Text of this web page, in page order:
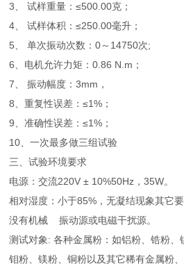
3、 试样重量：≤500.00克；
4、 试样体积：≤250.00毫升；
5、 单次振动次数：0～14750次;
6、电机允许力矩：0.86 N.m；
7、 振动幅度：3mm，
8、重复性误差：≤1%；
9、准确性误差：≤1%；
10、一次最多做三组试验
三、试验环境要求
电源：交流220V ± 10%50Hz，35W。
相对湿度：小于85%，无凝结现象其它
没有机械 振动源或电磁干扰源。
测试对象: 各种金属粉：如铝粉、锆粉、
钼粉、镁粉、铜粉以及其它稀有金属粉